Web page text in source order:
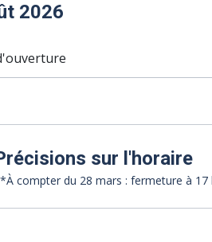
2026
sur l'horaire
compter du 28 mars : fermeture à 17